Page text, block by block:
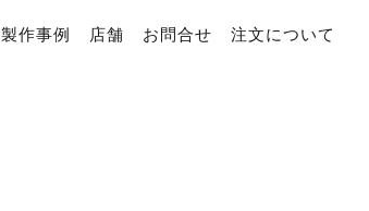
製作事例 店舗 お問合せ 注文について